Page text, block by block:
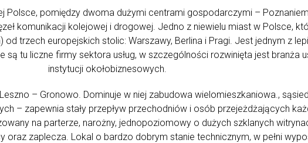
Polsce, pomiędzy dwoma dużymi centrami gospodarczymi –
komunikacji kolejowej i drogowej. Jedno z niewielu miast w Polsce,
od trzech europejskich stolic: Warszawy, Berlina i Pragi. Jest jednym z
tu liczne firmy sektora usług, w szczególności rozwinięta jest branża
instytucji okołobiznesowych.
– Gronowo. Dominuje w niej zabudowa wielomieszkaniowa.,
– zapewnia stały przepływ przechodniów i osób przejeżdżających
na parterze, narożny, jednopoziomowy o dużych szklanych
oraz zaplecza. Lokal o bardzo dobrym stanie technicznym, w pełni